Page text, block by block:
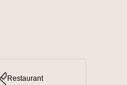
Restaurant